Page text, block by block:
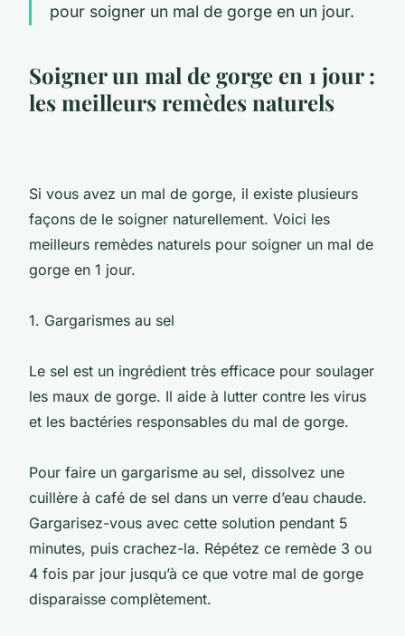
pour soigner un mal de gorge en un jour.
Soigner un mal de gorge en 1 jour :
les meilleurs remèdes naturels
Si vous avez un mal de gorge, il existe plusieurs
façons de le soigner naturellement. Voici les
meilleurs remèdes naturels pour soigner un mal de
gorge en 1 jour.
1. Gargarismes au sel
Le sel est un ingrédient très efficace pour soulager
les maux de gorge. Il aide à lutter contre les virus
et les bactéries responsables du mal de gorge.
Pour faire un gargarisme au sel, dissolvez une
cuillère à café de sel dans un verre d’eau chaude.
Gargarisez-vous avec cette solution pendant 5
minutes, puis crachez-la. Répétez ce remède 3 ou
4 fois par jour jusqu’à ce que votre mal de gorge
disparaisse complètement.